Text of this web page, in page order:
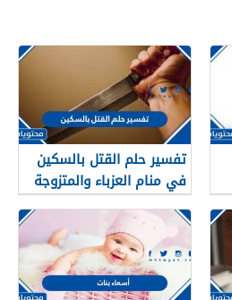
تفسير حلم القتل بالسكين
في منام العزباء والمتزوجة
والحامل بالتفصيل